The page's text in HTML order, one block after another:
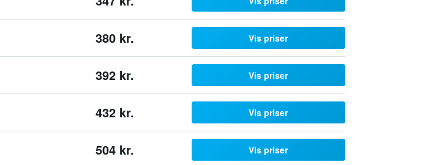
380 kr. Vis priser
392 kr. Vis priser
432 kr. Vis priser
504 kr. Vis priser